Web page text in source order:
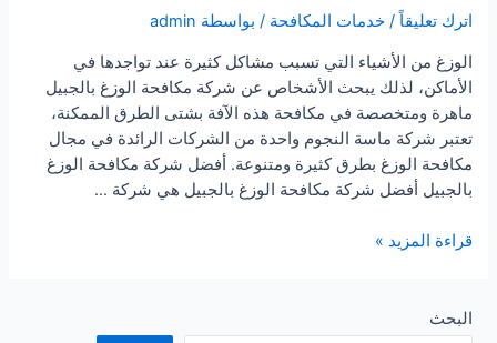
اترك تعليقاً /خدمات المكافحة / بواسطة admin
الوزغ من الأشياء التي تسبب مشاكل كثيرة عند تواجدها في
الأماكن، لذلك يبحث الأشخاص عن شركة مكافحة الوزغ بالجبيل
ماهرة ومتخصصة في مكافحة هذه الآفة بشتى الطرق الممكنة،
تعتبر شركة ماسة النجوم واحدة من الشركات الرائدة في مجال
مكافحة الوزغ بطرق كثيرة ومتنوعة. أفضل شركة مكافحة الوزغ
بالجبيل أفضل شركة مكافحة الوزغ بالجبيل هي شركة …
شركة
بالجبيل
قراءة المزيد »
البحث